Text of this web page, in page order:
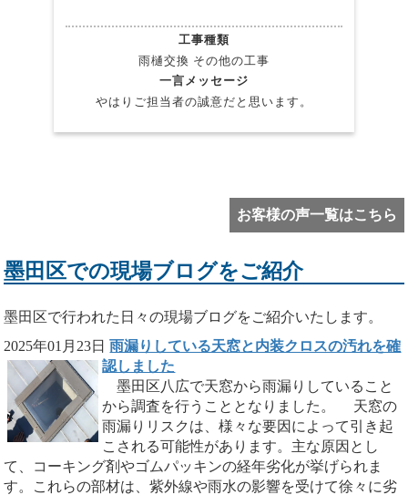
工事種類
雨樋交換 その他の工事
一言メッセージ
やはりご担当者の誠意だと思います。
お客様の声一覧はこちら
墨田区での現場ブログをご紹介
墨田区で行われた日々の現場ブログをご紹介いたします。
2025年01月23日 雨漏りしている天窓と内装クロスの汚れを確
認しました
墨田区八広で天窓から雨漏りしていること
から調査を行うこととなりました。 天窓の
雨漏りリスクは、様々な要因によって引き起
こされる可能性があります。主な原因とし
て、コーキング剤やゴムパッキンの経年劣化が挙げられま
す。これらの部材は、紫外線や雨水の影響を受けて徐々に劣